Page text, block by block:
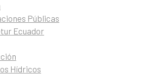
Públicas
Ecuador
Hídricos